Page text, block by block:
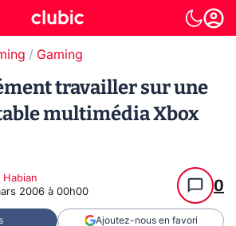
Gaming
travailler sur une
multimédia Xbox
2006 à 00h00 0
Ajoutez-nous en favori